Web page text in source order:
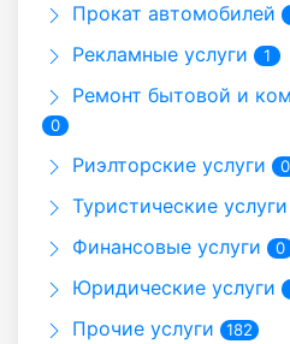
Прокат автомобилей
Рекламные услуги 1
Ремонт бытовой и
0
Риэлторские услуги 0
Туристические услуги
Финансовые услуги 0
Юридические услуги
Прочие услуги 182